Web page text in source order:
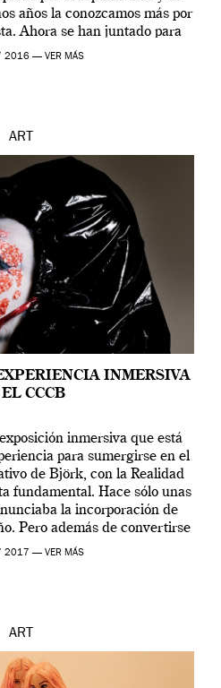
años la conozcamos más por
Ahora se han juntado para
una […]
2016 — VER MÁS
ART
INMERSIVA
CCCB
inmersiva que está
para sumergirse en el
de Björk, con la Realidad
fundamental. Hace sólo unas
la incorporación de
Pero además de convertirse
más relevantes […]
2017 — VER MÁS
ART